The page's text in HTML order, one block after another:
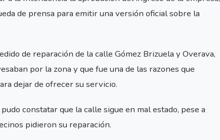
de prensa para emitir una versión oficial sobre la
de reparación de la calle Gómez Brizuela y Overava,
por la zona y que fue una de las razones que
dejar de ofrecer su servicio.
constatar que la calle sigue en mal estado, pese a
pidieron su reparación.